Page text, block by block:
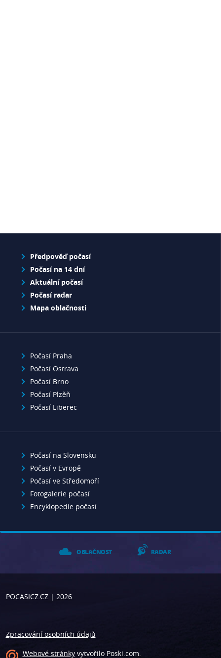
Předpověď počasí
Počasí na 14 dní
Aktuální počasí
Počasí radar
Mapa oblačnosti
Počasí Praha
Počasí Ostrava
Počasí Brno
Počasí Plzěň
Počasí Liberec
Počasí na Slovensku
Počasí v Evropě
Počasí ve Středomoří
Fotogalerie počasí
Encyklopedie počasí
OBLAČNOST RADAR
POCASICZ.CZ| 2026
Zpracování osobních údajů
Webové stránkyvytvořilo Poski.com.